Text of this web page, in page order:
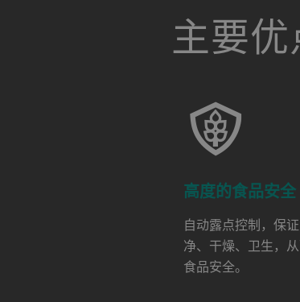
主要优
高度的食品安全
自动露点控制，保
净、干燥、卫生，
食品安全。